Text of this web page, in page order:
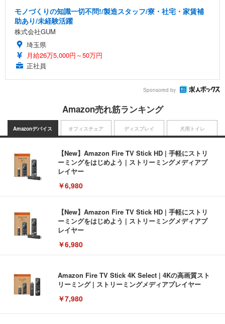
モノづくりの知識一切不問!/製造スタッフ/寮・社宅・家賃補
助あり/未経験活躍
株式会社GUM
埼玉県
月給26万5,000円～50万円
正社員
Sponsored by
Amazon売れ筋ランキング
Amazonデバイス
【New】Amazon Fire TV Stick HD | 手軽にストリ
ーミングをはじめよう | ストリーミングメディアプ
レイヤー
￥6,980
【New】Amazon Fire TV Stick HD | 手軽にストリ
ーミングをはじめよう | ストリーミングメディアプ
レイヤー
￥6,980
Amazon Fire TV Stick 4K Select | 4Kの高画質スト
リーミング | ストリーミングメディアプレイヤー
￥7,980
オフィスチェア ディスプレイ 犬用トイレ